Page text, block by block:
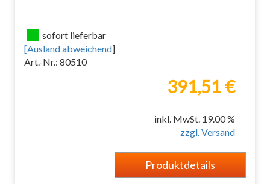
sofort lieferbar
[Ausland abweichend]
Art.-Nr.: 80510
391,51 €
inkl. MwSt. 19.00 %
zzgl. Versand
Produktdetails